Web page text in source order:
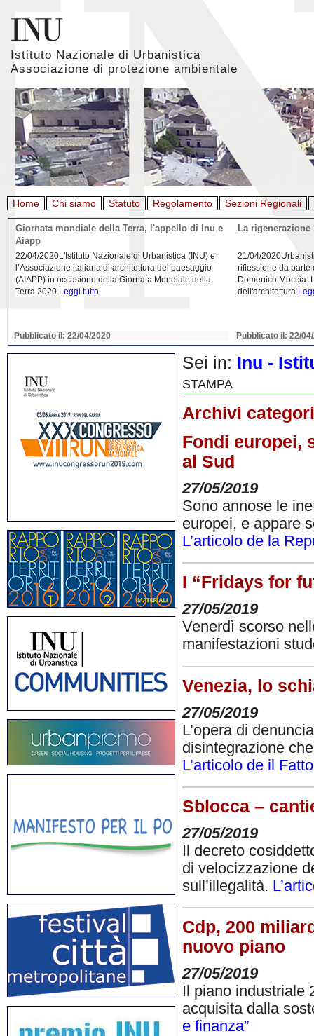
Istituto Nazionale di Urbanistica
Associazione di protezione ambientale
Home Chi siamo Statuto Regolamento Sezioni Regionali
Giornata mondiale della Terra, l'appello di Inu e
Aiapp
22/04/2020L'Istituto Nazionale di Urbanistica (INU) e
l’Associazione italiana di architettura del paesaggio
(AIAPP) in occasione della Giornata Mondiale della
Terra 2020 Leggi tutto
Pubblicato il: 22/04/2020
La
21/04/
riflessione da parte
Domenico Moccia.
dell'architettura
Pubblicato il: 22/
Sei in: Inu -
STAMPA
Archivi
Fondi europei,
al Sud
27/05/2019
Sono annose le
europei, e appare
L’articolo de la
I “Fridays for
27/05/2019
Venerdì scorso
manifestazioni
Venezia, lo
27/05/2019
L’opera di
disintegrazione
L’articolo de il
Sblocca –
27/05/2019
Il decreto
di velocizzazione
sull’illegalità.
Cdp, 200
nuovo piano
27/05/2019
Il piano
acquisita dalla
e finanza”